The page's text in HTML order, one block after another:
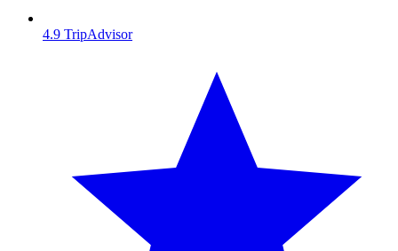
4.9 TripAdvisor